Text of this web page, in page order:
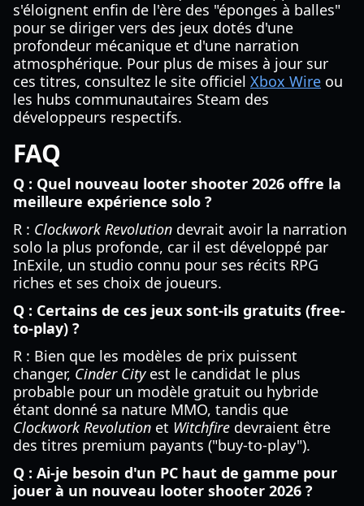
s'éloignent enfin de l'ère des "éponges à balles"
pour se diriger vers des jeux dotés d'une
profondeur mécanique et d'une narration
atmosphérique. Pour plus de mises à jour sur
ces titres, consultez le site officiel Xbox Wire ou
les hubs communautaires Steam des
développeurs respectifs.
FAQ
Q : Quel nouveau looter shooter 2026 offre la
meilleure expérience solo ?
R : Clockwork Revolution devrait avoir la narration
solo la plus profonde, car il est développé par
InExile, un studio connu pour ses récits RPG
riches et ses choix de joueurs.
Q : Certains de ces jeux sont-ils gratuits (free-
to-play) ?
R : Bien que les modèles de prix puissent
changer, Cinder Cityest le candidat le plus
probable pour un modèle gratuit ou hybride
étant donné sa nature MMO, tandis que
Clockwork Revolution et Witchfire devraient être
des titres premium payants ("buy-to-play").
Q : Ai-je besoin d'un PC haut de gamme pour
jouer à un nouveau looter shooter 2026 ?